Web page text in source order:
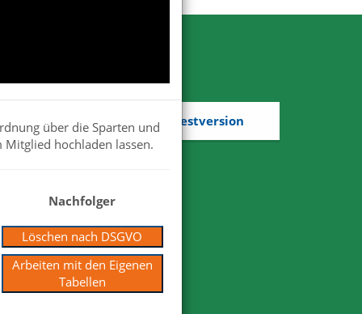
über die Sparten und
hochladen lassen.
Nachfolger
Löschen nach DSGVO
Arbeiten mit den Eigenen
Tabellen
Kostenlose Testversion